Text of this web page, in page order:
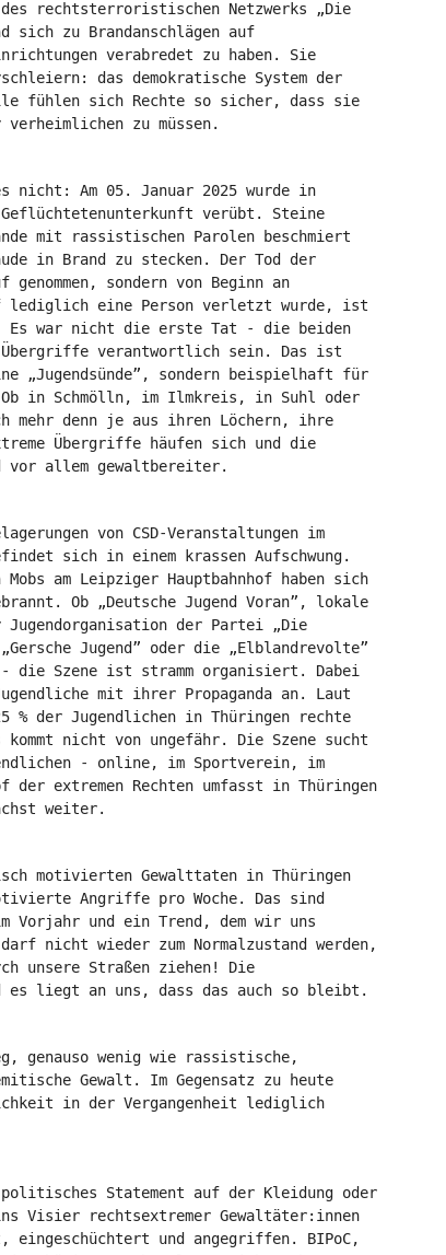
rechtsterroristischen Netzwerks „Die
sich zu Brandanschlägen auf
verabredet zu haben. Sie
das demokratische System der
fühlen sich Rechte so sicher, dass sie
zu müssen.
nicht: Am 05. Januar 2025 wurde in
verübt. Steine
mit rassistischen Parolen beschmiert
in Brand zu stecken. Der Tod der
sondern von Beginn an
lediglich eine Person verletzt wurde, ist
Es war nicht die erste Tat - die beiden
verantwortlich sein. Das ist
„Jugendsünde”, sondern beispielhaft für
in Schmölln, im Ilmkreis, in Suhl oder
mehr denn je aus ihren Löchern, ihre
Übergriffe häufen sich und die
vor allem gewaltbereiter.
von CSD-Veranstaltungen im
sich in einem krassen Aufschwung.
am Leipziger Hauptbahnhof haben sich
Ob „Deutsche Jugend Voran”, lokale
der Partei „Die
Jugend” oder die „Elblandrevolte”
- die Szene ist stramm organisiert. Dabei
mit ihrer Propaganda an. Laut
% der Jugendlichen in Thüringen rechte
nicht von ungefähr. Die Szene sucht
- online, im Sportverein, im
der extremen Rechten umfasst in Thüringen
weiter.
motivierten Gewalttaten in Thüringen
Angriffe pro Woche. Das sind
und ein Trend, dem wir uns
nicht wieder zum Normalzustand werden,
unsere Straßen ziehen! Die
es liegt an uns, dass das auch so bleibt.
genauso wenig wie rassistische,
Gewalt. Im Gegensatz zu heute
in der Vergangenheit lediglich
Statement auf der Kleidung oder
Visier rechtsextremer Gewaltäter:innen
eingeschüchtert und angegriffen. BIPoC,